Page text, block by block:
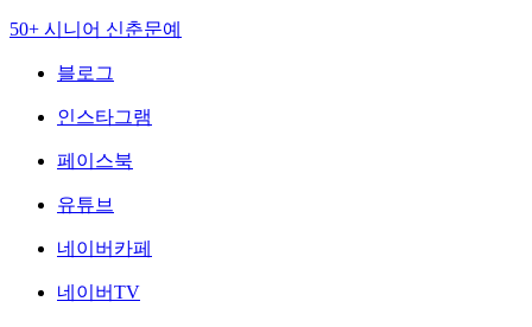
50+ 시니어 신춘문예
블로그
인스타그램
페이스북
유튜브
네이버카페
네이버TV